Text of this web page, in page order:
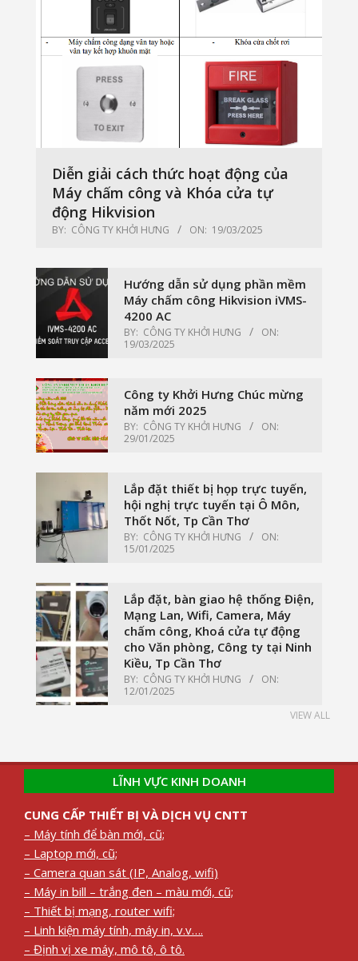
Diễn giải cách thức hoạt động của
Máy chấm công và Khóa cửa tự
động Hikvision
BY: CÔNG TY KHỞI HƯNG ON: 19/03/2025
Hướng dẫn sử dụng phần mềm
Máy chấm công Hikvision iVMS-
4200 AC
BY: CÔNG TY KHỞI HƯNG
ON:
19/03/2025
Công ty Khởi Hưng Chúc mừng
năm mới 2025
BY: CÔNG TY KHỞI HƯNG
ON:
29/01/2025
Lắp đặt thiết bị họp trực tuyến,
hội nghị trực tuyến tại Ô Môn,
Thốt Nốt, Tp Cần Thơ
BY: CÔNG TY KHỞI HƯNG
ON:
15/01/2025
Lắp đặt, bàn giao hệ thống Điện,
Mạng Lan, Wifi, Camera, Máy
chấm công, Khoá cửa tự động
cho Văn phòng, Công ty tại Ninh
Kiều, Tp Cần Thơ
BY: CÔNG TY KHỞI HƯNG
ON:
12/01/2025
VIEW ALL
LĨNH VỰC KINH DOANH
CUNG CẤP THIẾT BỊ VÀ DỊCH VỤ CNTT
– Máy tính để bàn mới, cũ;
– Laptop mới, cũ;
– Camera quan sát (IP, Analog, wifi)
– Máy in bill – trắng đen – màu mới, cũ;
– Thiết bị mạng, router wifi;
– Linh kiện máy tính, máy in, v.v….
– Định vị xe máy, mô tô, ô tô.